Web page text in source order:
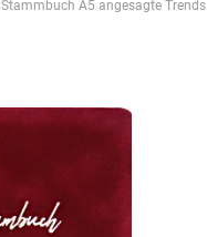
Stammbuch A5 angesagte Trends